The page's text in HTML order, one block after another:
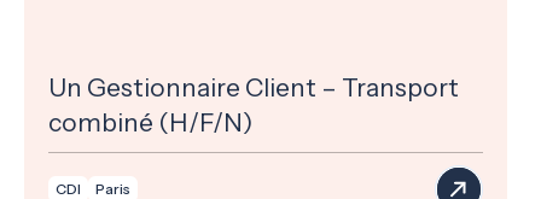
Un Gestionnaire Client – Transport
combiné (H/F/N)
CDI Paris